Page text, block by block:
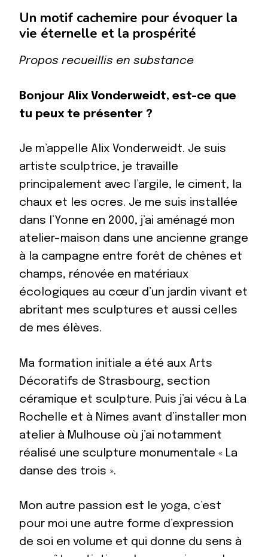
Un motif cachemire pour évoquer la
vie éternelle et la prospérité
Propos recueillis en substance
Bonjour Alix Vonderweidt, est-ce que
tu peux te présenter ?
Je m’appelle Alix Vonderweidt. Je suis
artiste sculptrice, je travaille
principalement avec l’argile, le ciment, la
chaux et les ocres. Je me suis installée
dans l’Yonne en 2000, j’ai aménagé mon
atelier-maison dans une ancienne grange
à la campagne entre forêt de chênes et
champs, rénovée en matériaux
écologiques au cœur d’un jardin vivant et
abritant mes sculptures et aussi celles
de mes élèves.
Ma formation initiale a été aux Arts
Décoratifs de Strasbourg, section
céramique et sculpture. Puis j’ai vécu à La
Rochelle et à Nîmes avant d’installer mon
atelier à Mulhouse où j’ai notamment
réalisé une sculpture monumentale « La
danse des trois ».
Mon autre passion est le yoga, c’est
pour moi une autre forme d’expression
de soi en volume et qui donne du sens à